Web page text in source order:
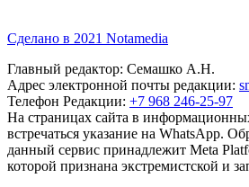
Сделано в 2021 Notamedia
Главный редактор: Семашко А.Н.
Адрес электронной почты редакции:
Телефон Редакции: +7 968 246-25-97
На страницах сайта в
встречаться указание на WhatsApp.
данный сервис принадлежит Meta
которой признана экстремистской и